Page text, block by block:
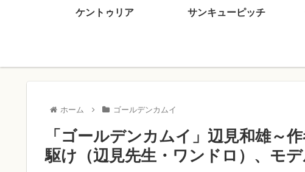
ケントゥリア サンキューピッチ
ホーム ゴールデンカムイ
「ゴールデンカムイ」辺見和雄～
駆け（辺見先生・ワンドロ）、モ